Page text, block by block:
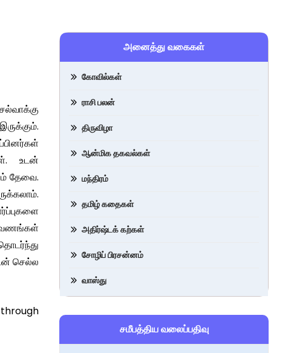
உடன்
தேவை.
செல்ல
அனைத்து வகைகள்
கோவில்கள்
ராசி பலன்
திருவிழா
ஆன்மிக தகவல்கள்
மந்திரம்
தமிழ் கதைகள்
அதிர்ஷ்டக் கற்கள்
சோழிப் பிரசன்னம்
வாஸ்து
சமீபத்திய வலைப்பதிவு